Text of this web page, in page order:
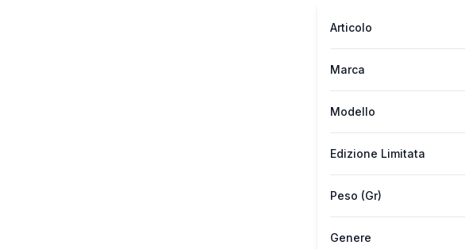
Articolo
Marca
Modello
Edizione Limitata
Peso (Gr)
Genere